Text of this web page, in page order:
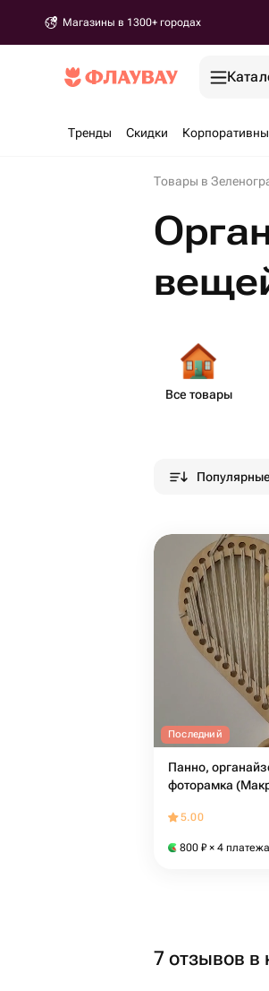
Магазины в 1300+ городах
Тренды Скидки
Товары в
Все товары
Популярные
Последний
Панно,
фоторамка
5.00
800 ₽ × 4 платежа
7 отзывов в